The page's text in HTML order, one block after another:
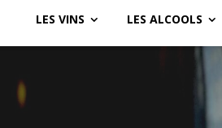
LES VINS LES ALCOOLS